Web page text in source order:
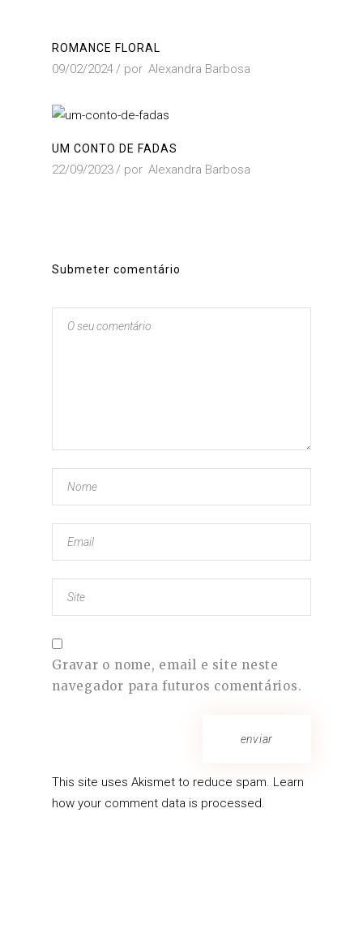
ROMANCE FLORAL
09/02/2024 por Alexandra Barbosa
UM CONTO DE FADAS
22/09/2023 por Alexandra Barbosa
Submeter comentário
Gravar o nome, email e site neste
navegador para futuros comentários.
enviar
This site uses Akismet to reduce spam. Learn
how your comment data is processed.